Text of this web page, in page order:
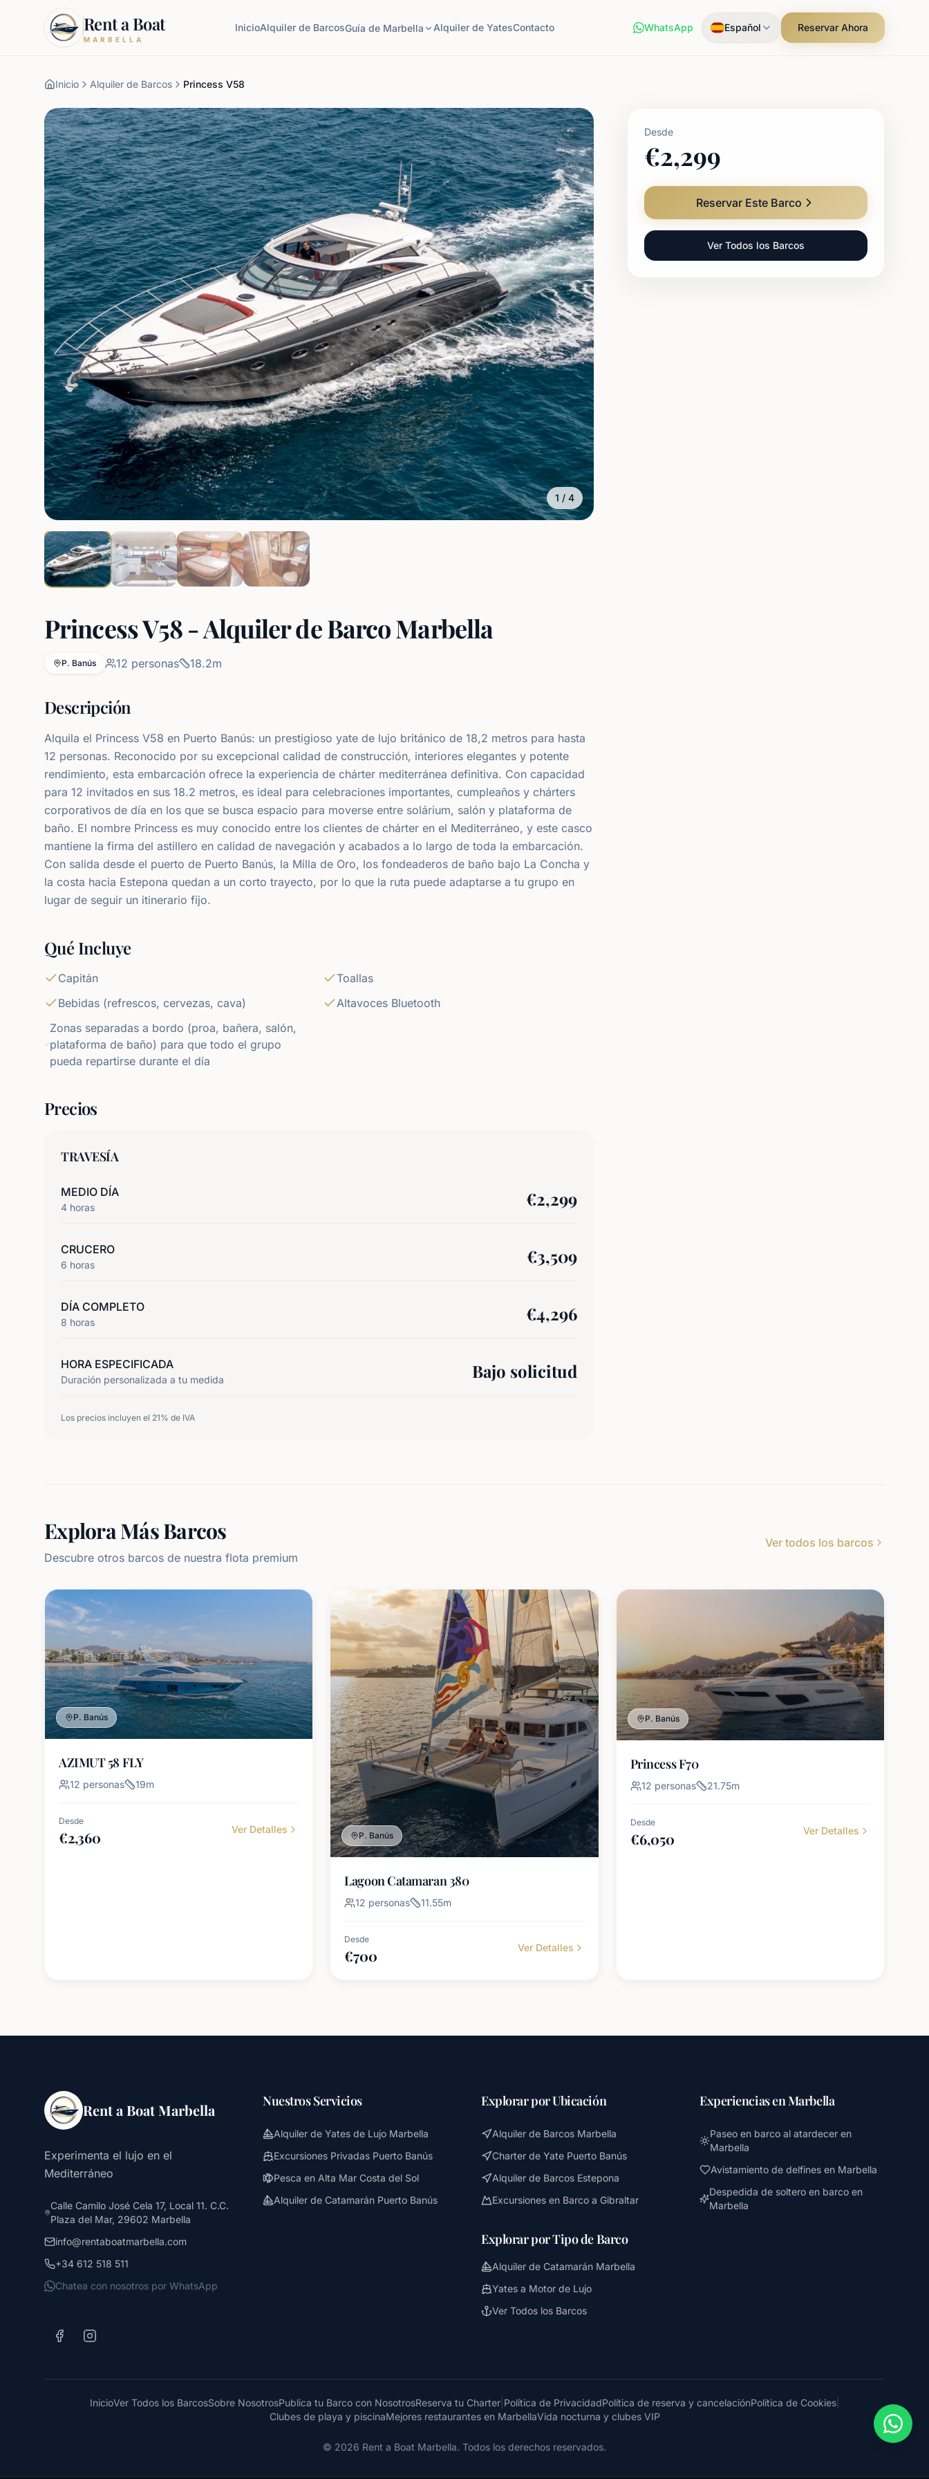
Rent a Boat
MARBELLA
InicioAlquiler de BarcosGuía de Marbella Alquiler de YatesContacto WhatsApp Español Reservar Ahora
Inicio Alquiler de Barcos Princess V58
1 / 4
Princess V58 - Alquiler de Barco Marbella
P. Banús 12 personas 18.2m
Descripción
Alquila el Princess V58 en Puerto Banús: un prestigioso yate de lujo británico de 18,2 metros para hasta
12 personas. Reconocido por su excepcional calidad de construcción, interiores elegantes y potente
rendimiento, esta embarcación ofrece la experiencia de chárter mediterránea definitiva. Con capacidad
para 12 invitados en sus 18.2 metros, es ideal para celebraciones importantes, cumpleaños y chárters
corporativos de día en los que se busca espacio para moverse entre solárium, salón y plataforma de
baño. El nombre Princess es muy conocido entre los clientes de chárter en el Mediterráneo, y este casco
mantiene la firma del astillero en calidad de navegación y acabados a lo largo de toda la embarcación.
Con salida desde el puerto de Puerto Banús, la Milla de Oro, los fondeaderos de baño bajo La Concha y
la costa hacia Estepona quedan a un corto trayecto, por lo que la ruta puede adaptarse a tu grupo en
lugar de seguir un itinerario fijo.
Qué Incluye
Capitán
Toallas
Bebidas (refrescos, cervezas, cava)
Altavoces Bluetooth
Zonas separadas a bordo (proa, bañera, salón,
plataforma de baño) para que todo el grupo
pueda repartirse durante el día
Precios
TRAVESÍA
MEDIO DÍA
4 horas €2,299
CRUCERO
6 horas €3,509
DÍA COMPLETO
8 horas €4,296
HORA ESPECIFICADA
Duración personalizada a tu medida Bajo solicitud
Los precios incluyen el 21% de IVA
Desde
€2,299
Reservar Este Barco
Ver Todos los Barcos
Explora Más Barcos
Descubre otros barcos de nuestra flota premium
Ver todos los barcos
P. Banús
AZIMUT 58 FLY
12 personas 19m
Desde
€2,360 Ver Detalles
P. Banús
Lagoon Catamaran 380
12 personas 11.55m
Desde
€700 Ver Detalles
P. Banús
Princess F70
12 personas 21.75m
Desde
€6,050 Ver Detalles
Rent a Boat Marbella
Experimenta el lujo en el
Mediterráneo
Calle Camilo José Cela 17, Local 11. C.C.
Plaza del Mar, 29602 Marbella
info@rentaboatmarbella.com
+34 612 518 511
Chatea con nosotros por WhatsApp
Nuestros Servicios
Alquiler de Yates de Lujo Marbella
Excursiones Privadas Puerto Banús
Pesca en Alta Mar Costa del Sol
Alquiler de Catamarán Puerto Banús
Explorar por Ubicación
Alquiler de Barcos Marbella
Charter de Yate Puerto Banús
Alquiler de Barcos Estepona
Excursiones en Barco a Gibraltar
Explorar por Tipo de Barco
Alquiler de Catamarán Marbella
Yates a Motor de Lujo
Ver Todos los Barcos
Experiencias en Marbella
Paseo en barco al atardecer en
Marbella
Avistamiento de delfines en Marbella
Despedida de soltero en barco en
Marbella
InicioVer Todos los BarcosSobre NosotrosPublica tu Barco con NosotrosReserva tu Charter| Política de PrivacidadPolítica de reserva y cancelaciónPolítica de Cookies|
Clubes de playa y piscinaMejores restaurantes en MarbellaVida nocturna y clubes VIP
© 2026 Rent a Boat Marbella. Todos los derechos reservados.